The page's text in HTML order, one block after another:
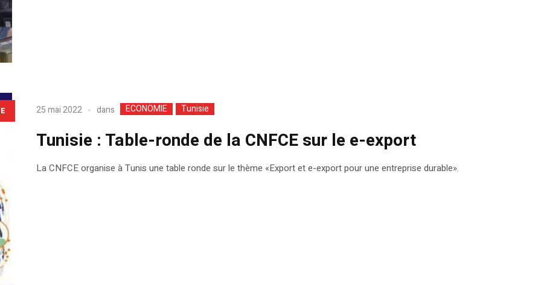
25 mai 2022 dans ECONOMIE Tunisie
Tunisie : Table-ronde de la CNFCE sur le e-export
La CNFCE organise à Tunis une table ronde sur le thème «Export et e-export pour une entreprise durable».